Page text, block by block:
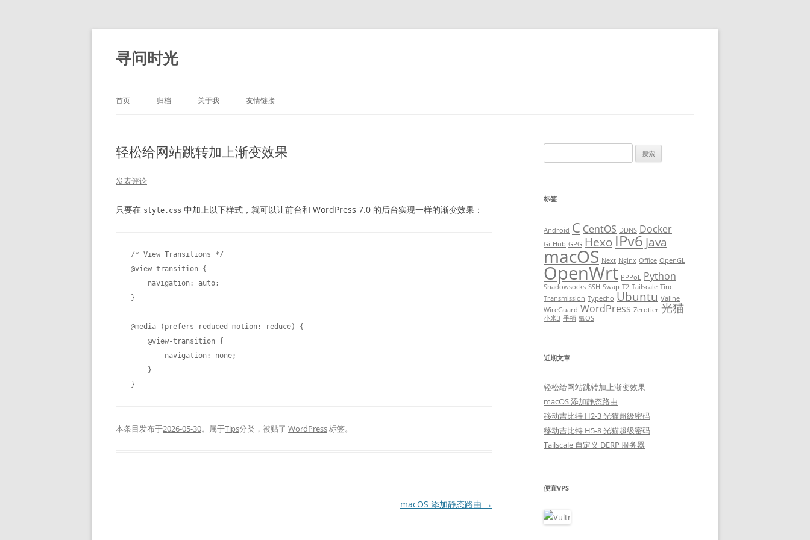
跳
正
文
寻问时光
首页 归档 关于我 友情链接
轻松给网站跳转加上渐变效果
发表评论
只要在 style.css 中加上以下样式，就可以让前台和 WordPress 7.0 的后台实现一样的渐变效果：
/* View Transitions */
@view-transition {
    navigation: auto;
}
@media (prefers-reduced-motion: reduce) {
    @view-transition {
        navigation: none;
    }
本条目发布于2026-05-30。属于Tips分类，被贴了 WordPress标签。
macOS 添加静态路由 →
索
标签
Android C CentOS DDNS Docker
GitHub GPG HexoIPv6Java
macOS Next Nginx Office OpenGL
OpenWrt PPPoE Python
Shadowsocks SSH Swap T2 Tailscale Tinc
Transmission Typecho Ubuntu Valine
WireGuard WordPress Zerotier 光猫
小米3 手柄 氧OS
近期文章
轻松给网站跳转加上渐变效果
macOS 添加静态路由
移动吉比特 H2-3 光猫超级密码
移动吉比特 H5-8 光猫超级密码
Tailscale 自定义 DERP 服务器
便宜VPS